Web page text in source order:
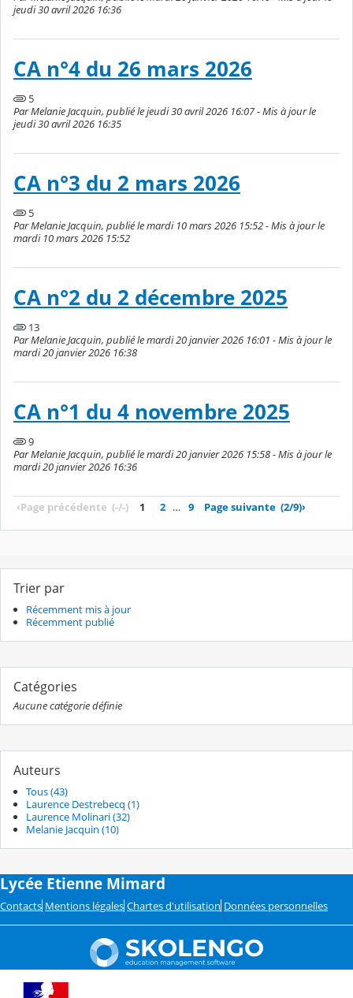
jeudi 30 avril 2026 16:36
CA n°4 du 26 mars 2026
5
Par Melanie Jacquin, publié le jeudi 30 avril 2026 16:07 - Mis à jour le
jeudi 30 avril 2026 16:35
CA n°3 du 2 mars 2026
5
Par Melanie Jacquin, publié le mardi 10 mars 2026 15:52 - Mis à jour le
mardi 10 mars 2026 15:52
CA n°2 du 2 décembre 2025
13
Par Melanie Jacquin, publié le mardi 20 janvier 2026 16:01 - Mis à jour le
mardi 20 janvier 2026 16:38
CA n°1 du 4 novembre 2025
9
Par Melanie Jacquin, publié le mardi 20 janvier 2026 15:58 - Mis à jour le
mardi 20 janvier 2026 16:36
‹Page précédente (-/-) 1 2 … 9 Page suivante (2/9)›
Trier par
Récemment mis à jour
Récemment publié
Catégories
Aucune catégorie définie
Auteurs
Tous (43)
Laurence Destrebecq (1)
Laurence Molinari (32)
Melanie Jacquin (10)
Lycée Etienne Mimard
Contacts Mentions légales Chartes d'utilisation Données personnelles